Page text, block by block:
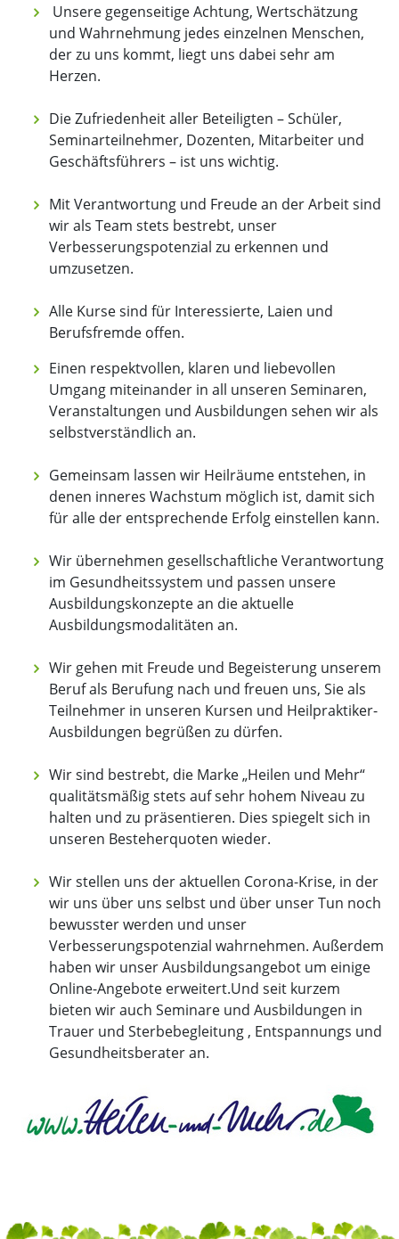
Unsere gegenseitige Achtung, Wertschätzung
und Wahrnehmung jedes einzelnen Menschen,
der zu uns kommt, liegt uns dabei sehr am
Herzen.
Die Zufriedenheit aller Beteiligten – Schüler,
Seminarteilnehmer, Dozenten, Mitarbeiter und
Geschäftsführers – ist uns wichtig.
Mit Verantwortung und Freude an der Arbeit sind
wir als Team stets bestrebt, unser
Verbesserungspotenzial zu erkennen und
umzusetzen.
Alle Kurse sind für Interessierte, Laien und
Berufsfremde offen.
Einen respektvollen, klaren und liebevollen
Umgang miteinander in all unseren Seminaren,
Veranstaltungen und Ausbildungen sehen wir als
selbstverständlich an.
Gemeinsam lassen wir Heilräume entstehen, in
denen inneres Wachstum möglich ist, damit sich
für alle der entsprechende Erfolg einstellen kann.
Wir übernehmen gesellschaftliche Verantwortung
im Gesundheitssystem und passen unsere
Ausbildungskonzepte an die aktuelle
Ausbildungsmodalitäten an.
Wir gehen mit Freude und Begeisterung unserem
Beruf als Berufung nach und freuen uns, Sie als
Teilnehmer in unseren Kursen und Heilpraktiker-
Ausbildungen begrüßen zu dürfen.
Wir sind bestrebt, die Marke „Heilen und Mehr“
qualitätsmäßig stets auf sehr hohem Niveau zu
halten und zu präsentieren. Dies spiegelt sich in
unseren Besteherquoten wieder.
Wir stellen uns der aktuellen Corona-Krise, in der
wir uns über uns selbst und über unser Tun noch
bewusster werden und unser
Verbesserungspotenzial wahrnehmen. Außerdem
haben wir unser Ausbildungsangebot um einige
Online-Angebote erweitert.Und seit kurzem
bieten wir auch Seminare und Ausbildungen in
Trauer und Sterbebegleitung , Entspannungs und
Gesundheitsberater an.